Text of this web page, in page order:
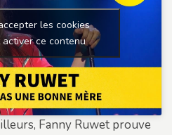
les cookies
ce contenu
Fanny Ruwet prouve